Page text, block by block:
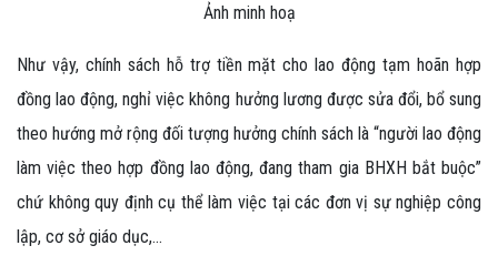
Ảnh minh hoạ
Như vậy, chính sách hỗ trợ tiền mặt cho lao động tạm hoãn hợp
đồng lao động, nghỉ việc không hưởng lương được sửa đổi, bổ sung
theo hướng mở rộng đối tượng hưởng chính sách là “người lao động
làm việc theo hợp đồng lao động, đang tham gia BHXH bắt buộc”
chứ không quy định cụ thể làm việc tại các đơn vị sự nghiệp công
lập, cơ sở giáo dục,...